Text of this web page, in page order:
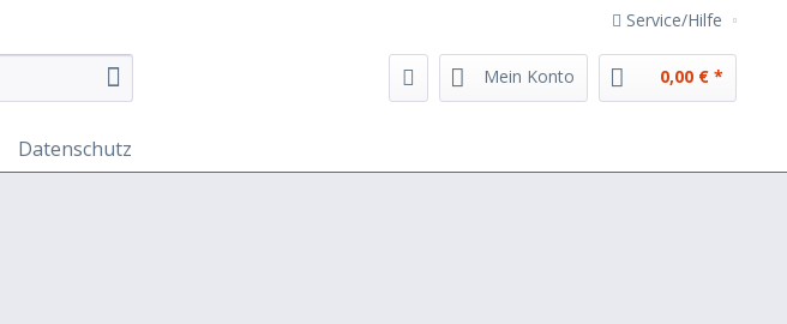
Service/Hilfe
Mein Konto 0,00 € *
Datenschutz